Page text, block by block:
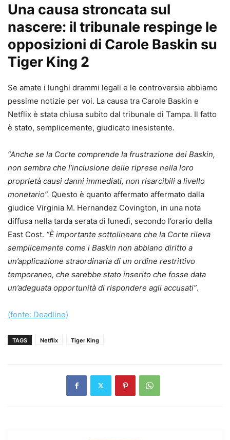
Una causa stroncata sul
nascere: il tribunale respinge le
opposizioni di Carole Baskin su
Tiger King 2
Se amate i lunghi drammi legali e le controversie abbiamo
pessime notizie per voi. La causa tra Carole Baskin e
Netflix è stata chiusa subito dal tribunale di Tampa. Il fatto
è stato, semplicemente, giudicato inesistente.
“Anche se la Corte comprende la frustrazione dei Baskin,
non sembra che l’inclusione delle riprese nella loro
proprietà causi danni immediati, non risarcibili a livello
monetario”. Questo è quanto affermato affermato dalla
giudice Virginia M. Hernandez Covington, in una nota
diffusa nella tarda serata di lunedì, secondo l’orario della
East Cost. “È importante sottolineare che la Corte rileva
semplicemente come i Baskin non abbiano diritto a
un’applicazione straordinaria di un ordine restrittivo
temporaneo, che sarebbe stato inserito che fosse data
un’adeguata opportunità di rispondere agli accusati”.
(fonte: Deadline)
TAGS Netflix Tiger King